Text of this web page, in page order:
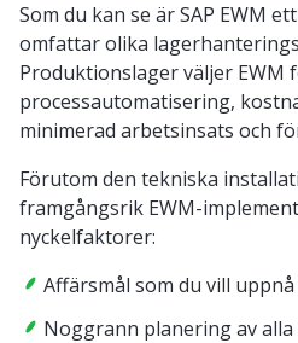
Som du kan se är SAP EWM
omfattar olika
Produktionslager väljer EWM
processautomatisering,
minimerad arbetsinsats och
Förutom den tekniska
framgångsrik EWM-
nyckelfaktorer:
Affärsmål som du vill
Noggrann planering av